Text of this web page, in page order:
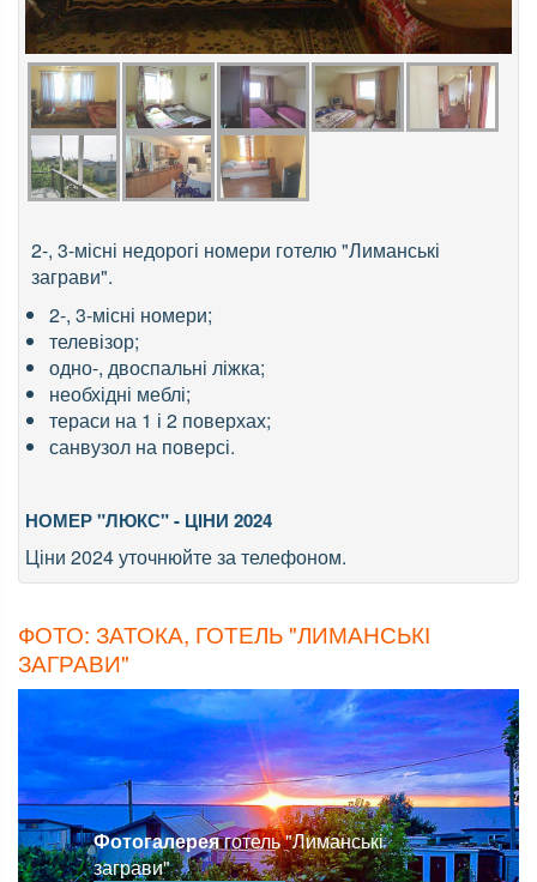
2-, 3-місні недорогі номери готелю "Лиманські
заграви".
2-, 3-місні номери;
телевізор;
одно-, двоспальні ліжка;
необхідні меблі;
тераси на 1 і 2 поверхах;
санвузол на поверсі.
НОМЕР "ЛЮКС" - ЦІНИ 2024
Ціни 2024 уточнюйте за телефоном.
ФОТО: ЗАТОКА, ГОТЕЛЬ "ЛИМАНСЬКІ
ЗАГРАВИ"
Фотогалереяготель "Лиманські
заграви"